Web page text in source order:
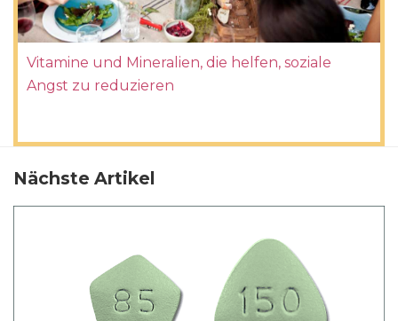
Vitamine und Mineralien, die helfen, soziale
Angst zu reduzieren
Nächste Artikel